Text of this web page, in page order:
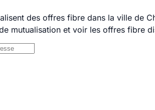
des offres fibre dans la ville de
mutualisation et voir les offres fibre